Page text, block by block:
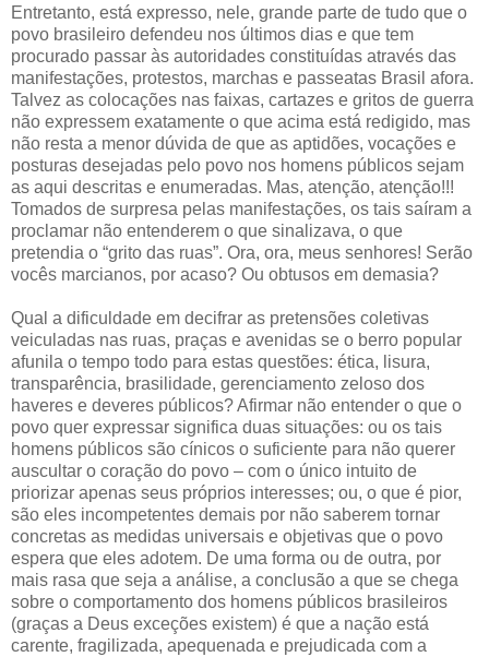
Entretanto, está expresso, nele, grande parte de tudo que o
povo brasileiro defendeu nos últimos dias e que tem
procurado passar às autoridades constituídas através das
manifestações, protestos, marchas e passeatas Brasil afora.
Talvez as colocações nas faixas, cartazes e gritos de guerra
não expressem exatamente o que acima está redigido, mas
não resta a menor dúvida de que as aptidões, vocações e
posturas desejadas pelo povo nos homens públicos sejam
as aqui descritas e enumeradas. Mas, atenção, atenção!!!
Tomados de surpresa pelas manifestações, os tais saíram a
proclamar não entenderem o que sinalizava, o que
pretendia o “grito das ruas”. Ora, ora, meus senhores! Serão
vocês marcianos, por acaso? Ou obtusos em demasia?
Qual a dificuldade em decifrar as pretensões coletivas
veiculadas nas ruas, praças e avenidas se o berro popular
afunila o tempo todo para estas questões: ética, lisura,
transparência, brasilidade, gerenciamento zeloso dos
haveres e deveres públicos? Afirmar não entender o que o
povo quer expressar significa duas situações: ou os tais
homens públicos são cínicos o suficiente para não querer
auscultar o coração do povo – com o único intuito de
priorizar apenas seus próprios interesses; ou, o que é pior,
são eles incompetentes demais por não saberem tornar
concretas as medidas universais e objetivas que o povo
espera que eles adotem. De uma forma ou de outra, por
mais rasa que seja a análise, a conclusão a que se chega
sobre o comportamento dos homens públicos brasileiros
(graças a Deus exceções existem) é que a nação está
carente, fragilizada, apequenada e prejudicada com a